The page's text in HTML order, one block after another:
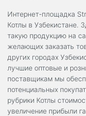
Интернет-площадка
Котлы в Узбекистане.
такую продукцию на
желающих заказать
других городах
лучшие оптовые и
поставщикам мы
потенциальных
рубрики Котлы
увеличение прибыли